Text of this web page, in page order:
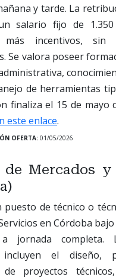
y tarde. La
salario fijo de
más incentivos, sin
Se valora poseer
de herramientas
finaliza el 15 de mayo
este enlace.
OFERTA: 01/05/2026
de Mercados
de técnico o
en Córdoba
jornada completa.
incluyen el diseño,
de proyectos